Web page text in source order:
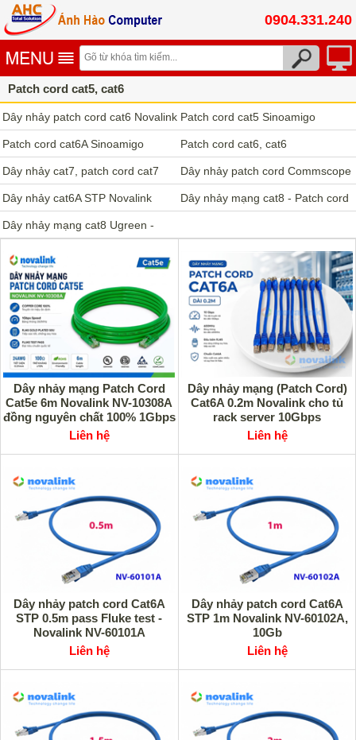
0904.331.240
Patch cord cat5, cat6
Dây nhảy patch cord cat6 Novalink Patch cord cat5 Sinoamigo
Patch cord cat6A Sinoamigo Patch cord cat6, cat6
Commscope, LS, Krone
Dây nhảy cat7, patch cord cat7 Dây nhảy patch cord Commscope
cat5/ cat6/ cat6a/ cat7
Dây nhảy cat6A STP Novalink Dây nhảy mạng cat8 - Patch cord
Dây nhảy mạng cat8 Ugreen -
Patch cord cat8 Ugreen
Dây nhảy mạng Patch Cord
Cat5e 6m Novalink NV-10308A
đồng nguyên chất 100% 1Gbps
Liên hệ
Dây nhảy mạng (Patch Cord)
Cat6A 0.2m Novalink cho tủ
rack server 10Gbps
Liên hệ
Dây nhảy patch cord Cat6A
STP 0.5m pass Fluke test -
Novalink NV-60101A
Liên hệ
Dây nhảy patch cord Cat6A
STP 1m Novalink NV-60102A,
10Gb
Liên hệ